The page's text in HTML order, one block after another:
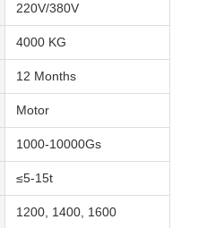
220V/380V
4000 KG
12 Months
Motor
1000-10000Gs
≤5-15t
1200, 1400, 1600